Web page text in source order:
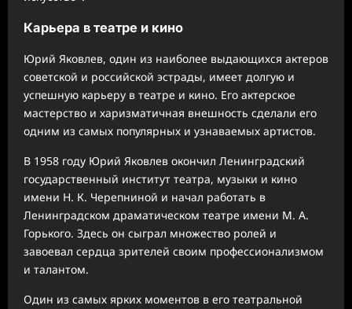
Карьера в театре и кино
Юрий Яковлев, один из наиболее выдающихся актеров
советской и российской эстрады, имеет долгую и
успешную карьеру в театре и кино. Его актерское
мастерство и харизматичная внешность сделали его
одним из самых популярных и узнаваемых артистов.
В 1958 году Юрий Яковлев окончил Ленинградский
государственный институт театра, музыки и кино
имени Н. К. Черепниной и начал работать в
Ленинградском драматическом театре имени М. А.
Горького. Здесь он сыграл множество ролей и
завоевал сердца зрителей своим профессионализмом
и талантом.
Один из самых ярких моментов в его театральной